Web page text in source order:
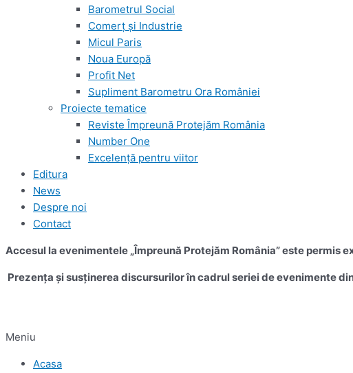
Barometrul Social
Comerț și Industrie
Micul Paris
Noua Europă
Profit Net
Supliment Barometru Ora României
Proiecte tematice
Reviste Împreună Protejăm România
Number One
Excelență pentru viitor
Editura
News
Despre noi
Contact
Accesul la evenimentele „Împreună Protejăm România” este
Prezența și susținerea discursurilor în cadrul seriei de evenimente
Meniu
Acasa